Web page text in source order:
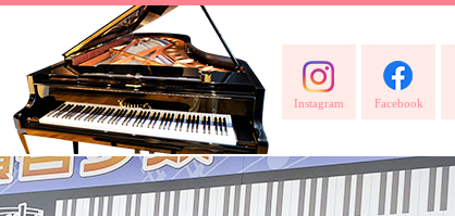
Instagram Facebook